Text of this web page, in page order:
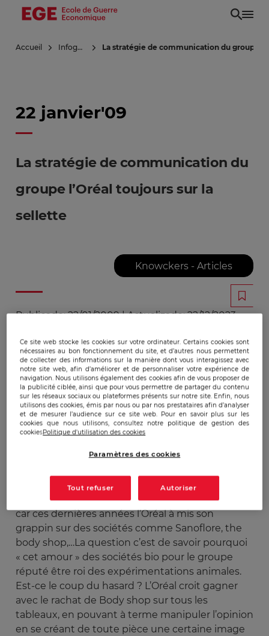
Aller
principal
Accueil Infoguerre La stratégie de communication du groupe
22 janvier'09
La stratégie de communication du
groupe l’Oréal toujours sur la
sellette
Knowckers - Articles
Publicado: 22/01/2009|Actualizado: 22/12/2023
A la mi-mars 2006 "The Body Shop", entreprise de
cosmétiques arguant depuis 30 ans du refus des
tests sur les animaux et de l'utilisation de
produits d'origine animale, s'est vendu au
bastion de l'expérimentation animale : l'Oréal. Les
cosmétiques Body shop sont réputés être des
développement durable. Cet achat n’est il pas
stratégie de développement du groupe Body
shop. Du coté de L’Oréal ce n’est pas étonnant
car ces dernières années l’Oréal à mis son
grappin sur des sociétés comme Sanoflore, the
body shop,…La question c’est de savoir pourquoi
« cet amour » des sociétés bio pour le groupe
réputé être roi des expérimentations animales.
Est-ce le coup du hasard ? L’Oréal croit gagner
avec le rachat de Body shop sur tous les
tableaux, en pouvant à terme manipuler l’opinion
en se créant de toute pièce une certaine image
Ce site web stocke les cookies sur votre ordinateur. Certains cookies sont
nécessaires au bon fonctionnement du site, et d’autres nous permettent
de collecter des informations sur la manière dont vous interagissez avec
notre site web, afin d’améliorer et de personnaliser votre expérience de
navigation. Nous utilisons également des cookies afin de vous proposer de
la publicité ciblée, ainsi que pour vous permettre de partager du contenu
sur les réseaux sociaux ou plateformes présents sur notre site. Enfin, nous
utilisons des cookies, émis par nous ou par nos prestataires afin d’analyser
et de mesurer l’audience sur ce site web. Pour en savoir plus sur les
cookies que nous utilisons, consultez notre politique de gestion des
cookiesPolitique d'utilisation des cookies
Paramètres des cookies
Tout refuser Autoriser